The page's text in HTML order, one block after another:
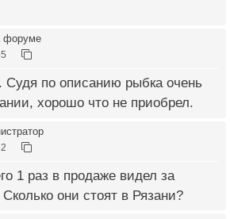
форуме
по описанию рыбка очень
хорошо что не приобрел.
1 раз в продаже видел за
они стоят в Рязани?